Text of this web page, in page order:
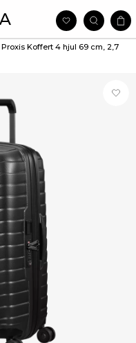
Proxis Koffert 4 hjul 69 cm, 2,7